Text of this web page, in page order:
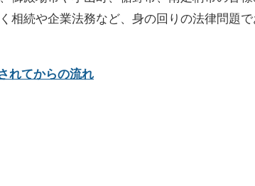
相続や企業法務など、身の回りの法律問題
れてからの流れ